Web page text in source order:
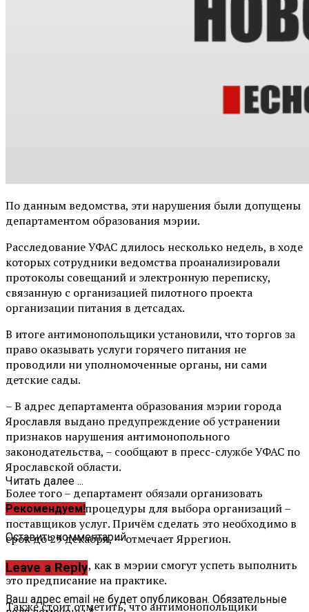
По данным ведомства, эти нарушения были допущены
департаментом образования мэрии.
Расследование УФАС длилось несколько недель, в ходе
которых сотрудники ведомства проанализировали
протоколы совещаний и электронную переписку,
связанную с организацией пилотного проекта
организации питания в детсадах.
В итоге антимонопольщики установили, что торгов за
право оказывать услуги горячего питания не
проводили ни уполномоченные органы, ни сами
детские сады.
– В адрес департамента образования мэрии города
Ярославля выдано предупреждение об устранении
признаков нарушения антимонопольного
законодательства, – сообщают в пресс-службе УФАС по
Ярославской области.
Более того – департамент обязали организовать
конкурентные процедуры для выбора организаций –
поставщиков услуг. Причём сделать это необходимо в
срок до 29 декабря, — отмечает Яррегион.
Трудно сказать, как в мэрии смогут успеть выполнить
это предписание на практике.
Также стоит отметить, что антимонопольщики
Читать далее ...
Рекомендуем!
Оставить комментарий
Leave a Reply
Ваш адрес email не будет опубликован. Обязательные